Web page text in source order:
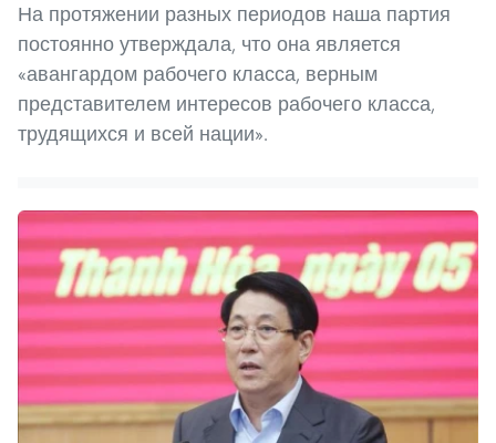
На протяжении разных периодов наша партия
постоянно утверждала, что она является
«авангардом рабочего класса, верным
представителем интересов рабочего класса,
трудящихся и всей нации».